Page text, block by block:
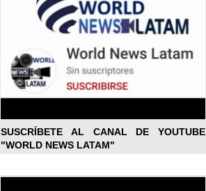
SUSCRÍBETE AL CANAL DE YOUTUBE
"WORLD NEWS LATAM"